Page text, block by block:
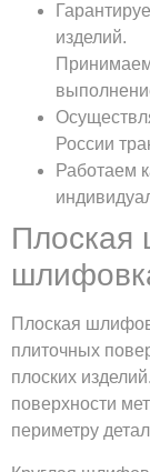
изделий.
России
Работаем
Плоская
Плоская
плиточных
плоских
поверхности
периметру